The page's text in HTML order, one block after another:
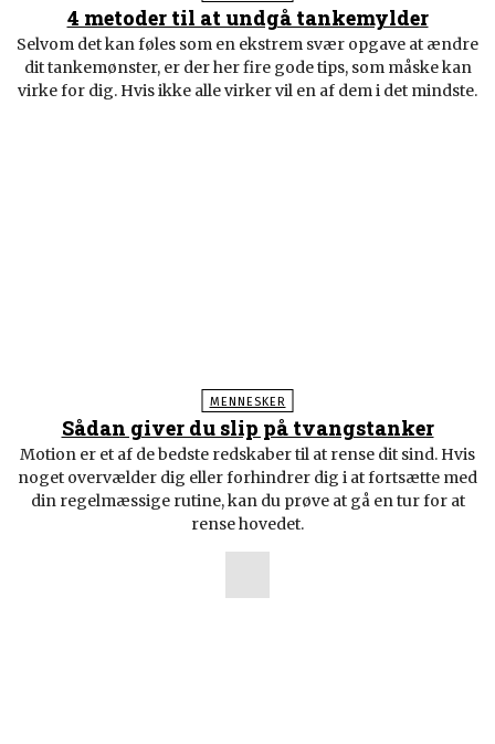
4 metoder til at undgå tankemylder
Selvom det kan føles som en ekstrem svær opgave at ændre
dit tankemønster, er der her fire gode tips, som måske kan
virke for dig. Hvis ikke alle virker vil en af dem i det mindste.
MENNESKER
Sådan giver du slip på tvangstanker
Motion er et af de bedste redskaber til at rense dit sind. Hvis
noget overvælder dig eller forhindrer dig i at fortsætte med
din regelmæssige rutine, kan du prøve at gå en tur for at
rense hovedet.